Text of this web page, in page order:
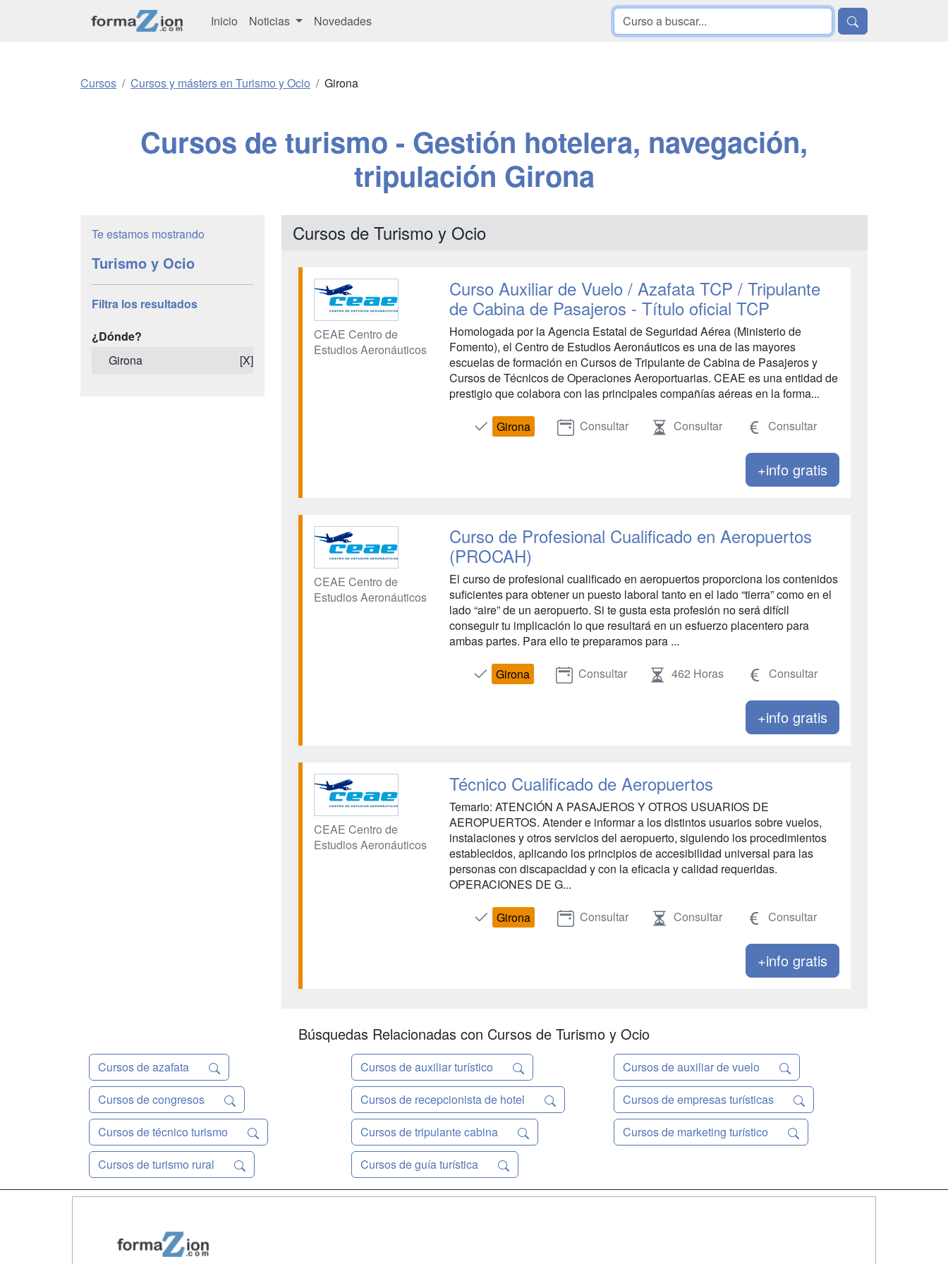
Inicio Noticias Novedades
Cursos Cursos y másters en Turismo y Ocio Girona
Cursos de turismo - Gestión hotelera, navegación,
tripulación Girona
Te estamos mostrando
Turismo y Ocio
Filtra los resultados
¿Dónde?
Girona
[X]
Cursos de Turismo y Ocio
CEAE Centro de
Estudios Aeronáuticos
Curso Auxiliar de Vuelo / Azafata TCP / Tripulante
de Cabina de Pasajeros - Título oficial TCP
Homologada por la Agencia Estatal de Seguridad Aérea (Ministerio de
Fomento), el Centro de Estudios Aeronáuticos es una de las mayores
escuelas de formación en Cursos de Tripulante de Cabina de Pasajeros y
Cursos de Técnicos de Operaciones Aeroportuarias. CEAE es una entidad de
prestigio que colabora con las principales compañías aéreas en la forma...
Girona Consultar Consultar Consultar
+info gratis
CEAE Centro de
Estudios Aeronáuticos
Curso de Profesional Cualificado en Aeropuertos
(PROCAH)
El curso de profesional cualificado en aeropuertos proporciona los contenidos
suficientes para obtener un puesto laboral tanto en el lado “tierra” como en el
lado “aire” de un aeropuerto. Si te gusta esta profesión no será difícil
conseguir tu implicación lo que resultará en un esfuerzo placentero para
ambas partes. Para ello te preparamos para ...
Girona Consultar 462 Horas Consultar
+info gratis
CEAE Centro de
Estudios Aeronáuticos
Técnico Cualificado de Aeropuertos
Temario: ATENCIÓN A PASAJEROS Y OTROS USUARIOS DE
AEROPUERTOS. Atender e informar a los distintos usuarios sobre vuelos,
instalaciones y otros servicios del aeropuerto, siguiendo los procedimientos
establecidos, aplicando los principios de accesibilidad universal para las
personas con discapacidad y con la eficacia y calidad requeridas.
OPERACIONES DE G...
Girona Consultar Consultar Consultar
+info gratis
Búsquedas Relacionadas con Cursos de Turismo y Ocio
Cursos de azafata Cursos de auxiliar turístico
Cursos de auxiliar de vuelo
Cursos de congresos
Cursos de recepcionista de hotel
Cursos de empresas turísticas
Cursos de técnico turismo
Cursos de tripulante cabina
Cursos de marketing turístico
Cursos de turismo rural
Cursos de guía turística